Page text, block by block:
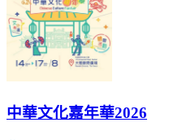
中華文化嘉年華2026